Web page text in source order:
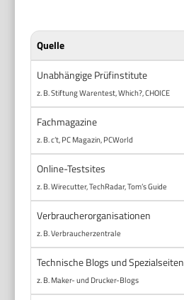
Quelle
Unabhängige Prüfinstitute
z. B. Stiftung Warentest, Which?, CHOICE
Fachmagazine
z. B. c’t, PC Magazin, PCWorld
Online-Testsites
z. B. Wirecutter, TechRadar, Tom’s Guide
Verbraucherorganisationen
z. B. Verbraucherzentrale
Technische Blogs und Spezialseiten
z. B. Maker- und Drucker-Blogs